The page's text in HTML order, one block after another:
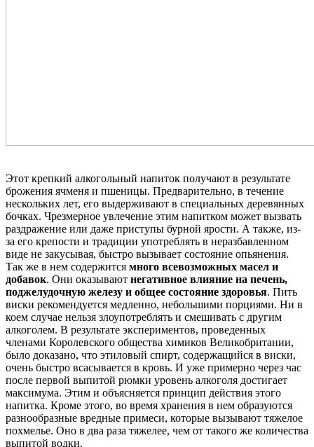
Этот крепкий алкогольный напиток получают в результате
брожения ячменя и пшеницы. Предварительно, в течение
нескольких лет, его выдерживают в специальных деревянных
бочках. Чрезмерное увлечение этим напитком может вызвать
раздражение или даже приступы бурной ярости. А также, из-
за его крепости и традиции употреблять в неразбавленном
виде не закусывая, быстро вызывает состояние опьянения.
Так же в нем содержится много всевозможных масел и
добавок. Они оказывают негативное влияние на печень,
поджелудочную железу и общее состояние здоровья. Пить
виски рекомендуется медленно, небольшими порциями. Ни в
коем случае нельзя злоупотреблять и смешивать с другим
алкоголем. В результате экспериментов, проведенных
членами Королевского общества химиков Великобритании,
было доказано, что этиловый спирт, содержащийся в виски,
очень быстро всасывается в кровь. И уже примерно через час
после первой выпитой рюмки уровень алкоголя достигает
максимума. Этим и объясняется принцип действия этого
напитка. Кроме этого, во время хранения в нем образуются
разнообразные вредные примеси, которые вызывают тяжелое
похмелье. Оно в два раза тяжелее, чем от такого же количества
выпитой водки.